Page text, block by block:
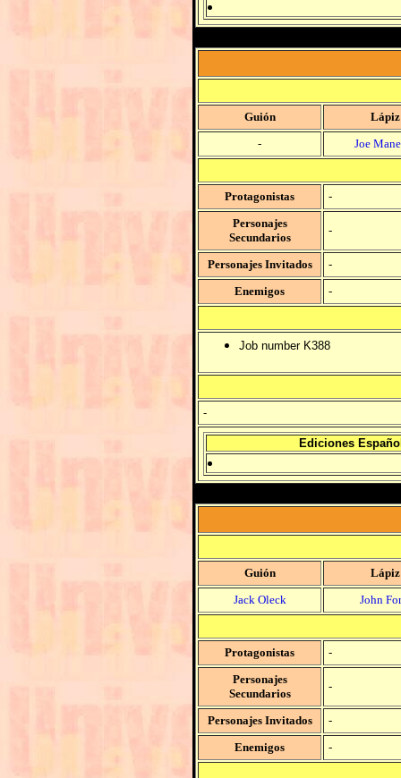
Guión
Lápiz
-
Joe
Protagonistas
-
Personajes
Secundarios
-
Personajes Invitados
-
Enemigos
-
Job number K388
-
Ediciones
Guión
Lápiz
Jack Oleck
John
Protagonistas
-
Personajes
Secundarios
-
Personajes Invitados
-
Enemigos
-